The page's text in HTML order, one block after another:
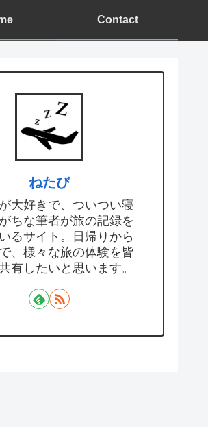
Contact
ねたび
大好きで、ついつい寝
ちな筆者が旅の記録を
るサイト。日帰りから
、様々な旅の体験を皆
有したいと思います。